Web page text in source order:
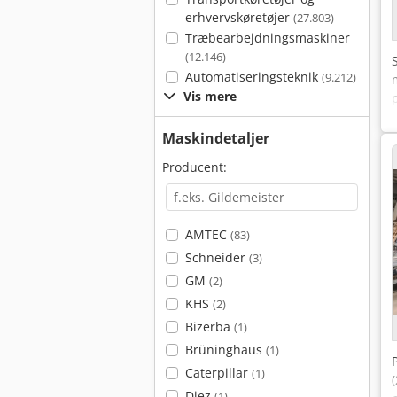
erhvervskøretøjer (27.803)
Træbearbejdningsmaskiner
(12.146)
Automatiseringsteknik (9.212)
Vis mere
Maskindetaljer
Producent:
AMTEC (83)
Schneider (3)
GM (2)
KHS (2)
Bizerba (1)
Brüninghaus (1)
Caterpillar (1)